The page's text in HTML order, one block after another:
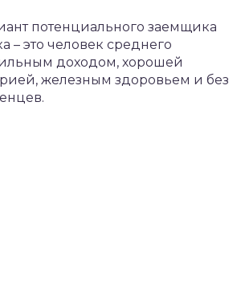
потенциального заемщика
– это человек среднего
доходом, хорошей
железным здоровьем и без